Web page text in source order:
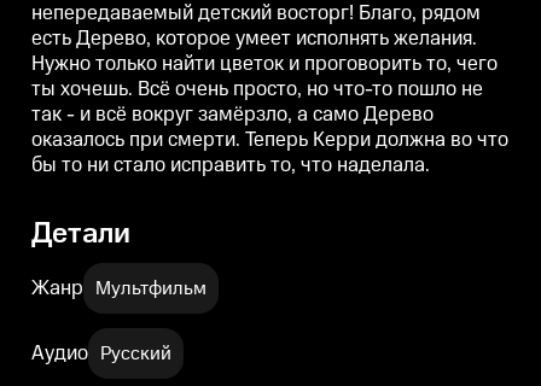
непередаваемый детский восторг! Благо, рядом
есть Дерево, которое умеет исполнять желания.
Нужно только найти цветок и проговорить то, чего
ты хочешь. Всё очень просто, но что-то пошло не
так - и всё вокруг замёрзло, а само Дерево
оказалось при смерти. Теперь Керри должна во что
бы то ни стало исправить то, что наделала.
Детали
Жанр Мультфильм
Аудио Русский